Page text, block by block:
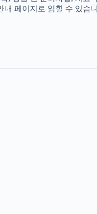
페이지로 읽힐 수 있습